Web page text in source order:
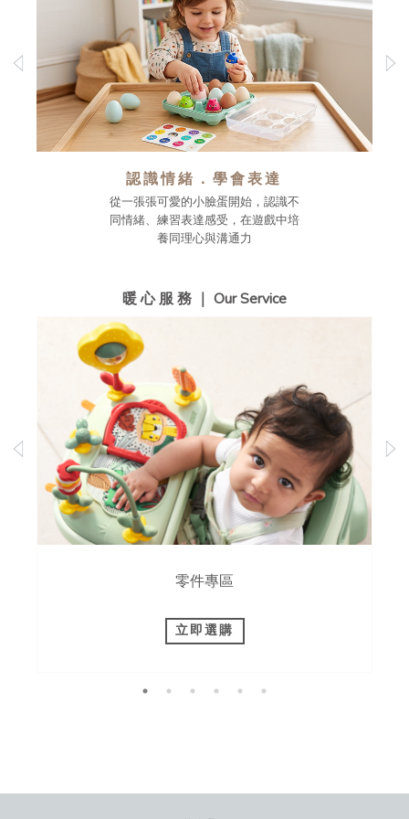
認識情緒．學會表達
從一張張可愛的小臉蛋開始，認識不
同情緒、練習表達感受，在遊戲中培
養同理心與溝通力
暖 心 服 務 ｜ Our Service
零件專區
立即選購